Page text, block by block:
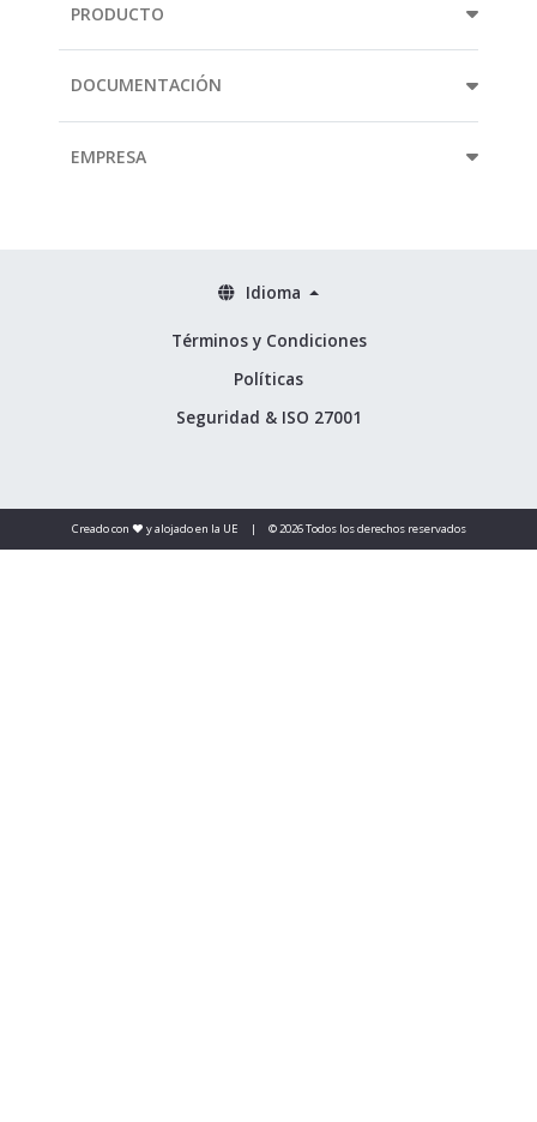
PRODUCTO
DOCUMENTACIÓN
EMPRESA
Términos y Condiciones
Políticas
Seguridad & ISO 27001
Idioma
Creado con ❤️ y alojado en la UE | © 2026 Todos los derechos reservados